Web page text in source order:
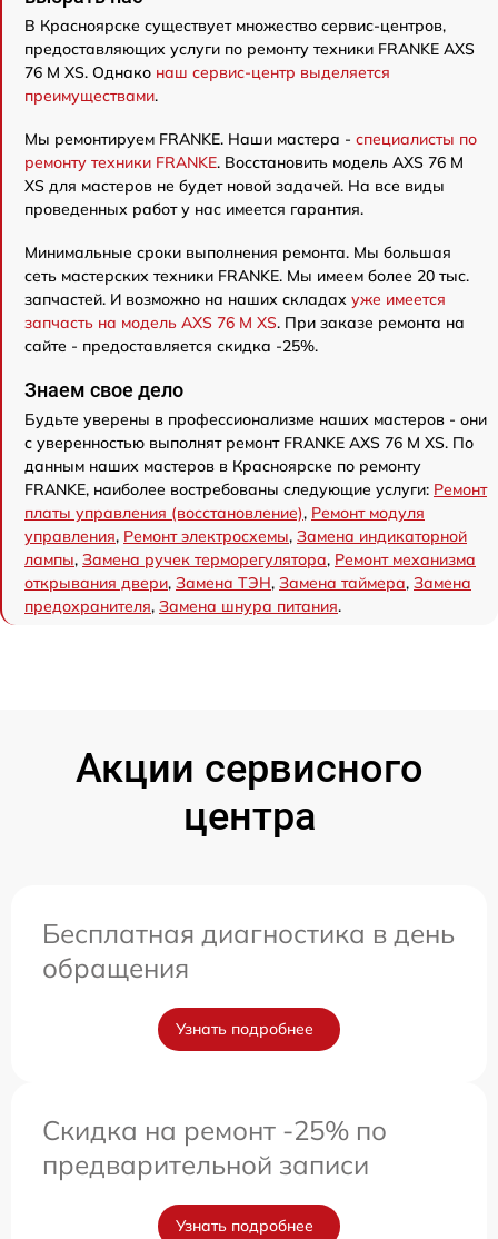
В Красноярске существует множество сервис-центров,
предоставляющих услуги по ремонту техники FRANKE AXS
76 M XS. Однако наш сервис-центр выделяется
преимуществами.
Мы ремонтируем FRANKE. Наши мастера - специалисты по
ремонту техники FRANKE. Восстановить модель AXS 76 M
XS для мастеров не будет новой задачей. На все виды
проведенных работ у нас имеется гарантия.
Минимальные сроки выполнения ремонта. Мы большая
сеть мастерских техники FRANKE. Мы имеем более 20 тыс.
запчастей. И возможно на наших складах уже имеется
запчасть на модель AXS 76 M XS. При заказе ремонта на
сайте - предоставляется скидка -25%.
Знаем свое дело
Будьте уверены в профессионализме наших мастеров - они
с уверенностью выполнят ремонт FRANKE AXS 76 M XS. По
данным наших мастеров в Красноярске по ремонту
FRANKE, наиболее востребованы следующие услуги: Ремонт
платы управления (восстановление), Ремонт модуля
управления, Ремонт электросхемы, Замена индикаторной
лампы, Замена ручек терморегулятора, Ремонт механизма
открывания двери, Замена ТЭН, Замена таймера, Замена
предохранителя, Замена шнура питания.
Акции сервисного
центра
Бесплатная диагностика в день
обращения
Узнать подробнее
Скидка на ремонт -25% по
предварительной записи
Узнать подробнее